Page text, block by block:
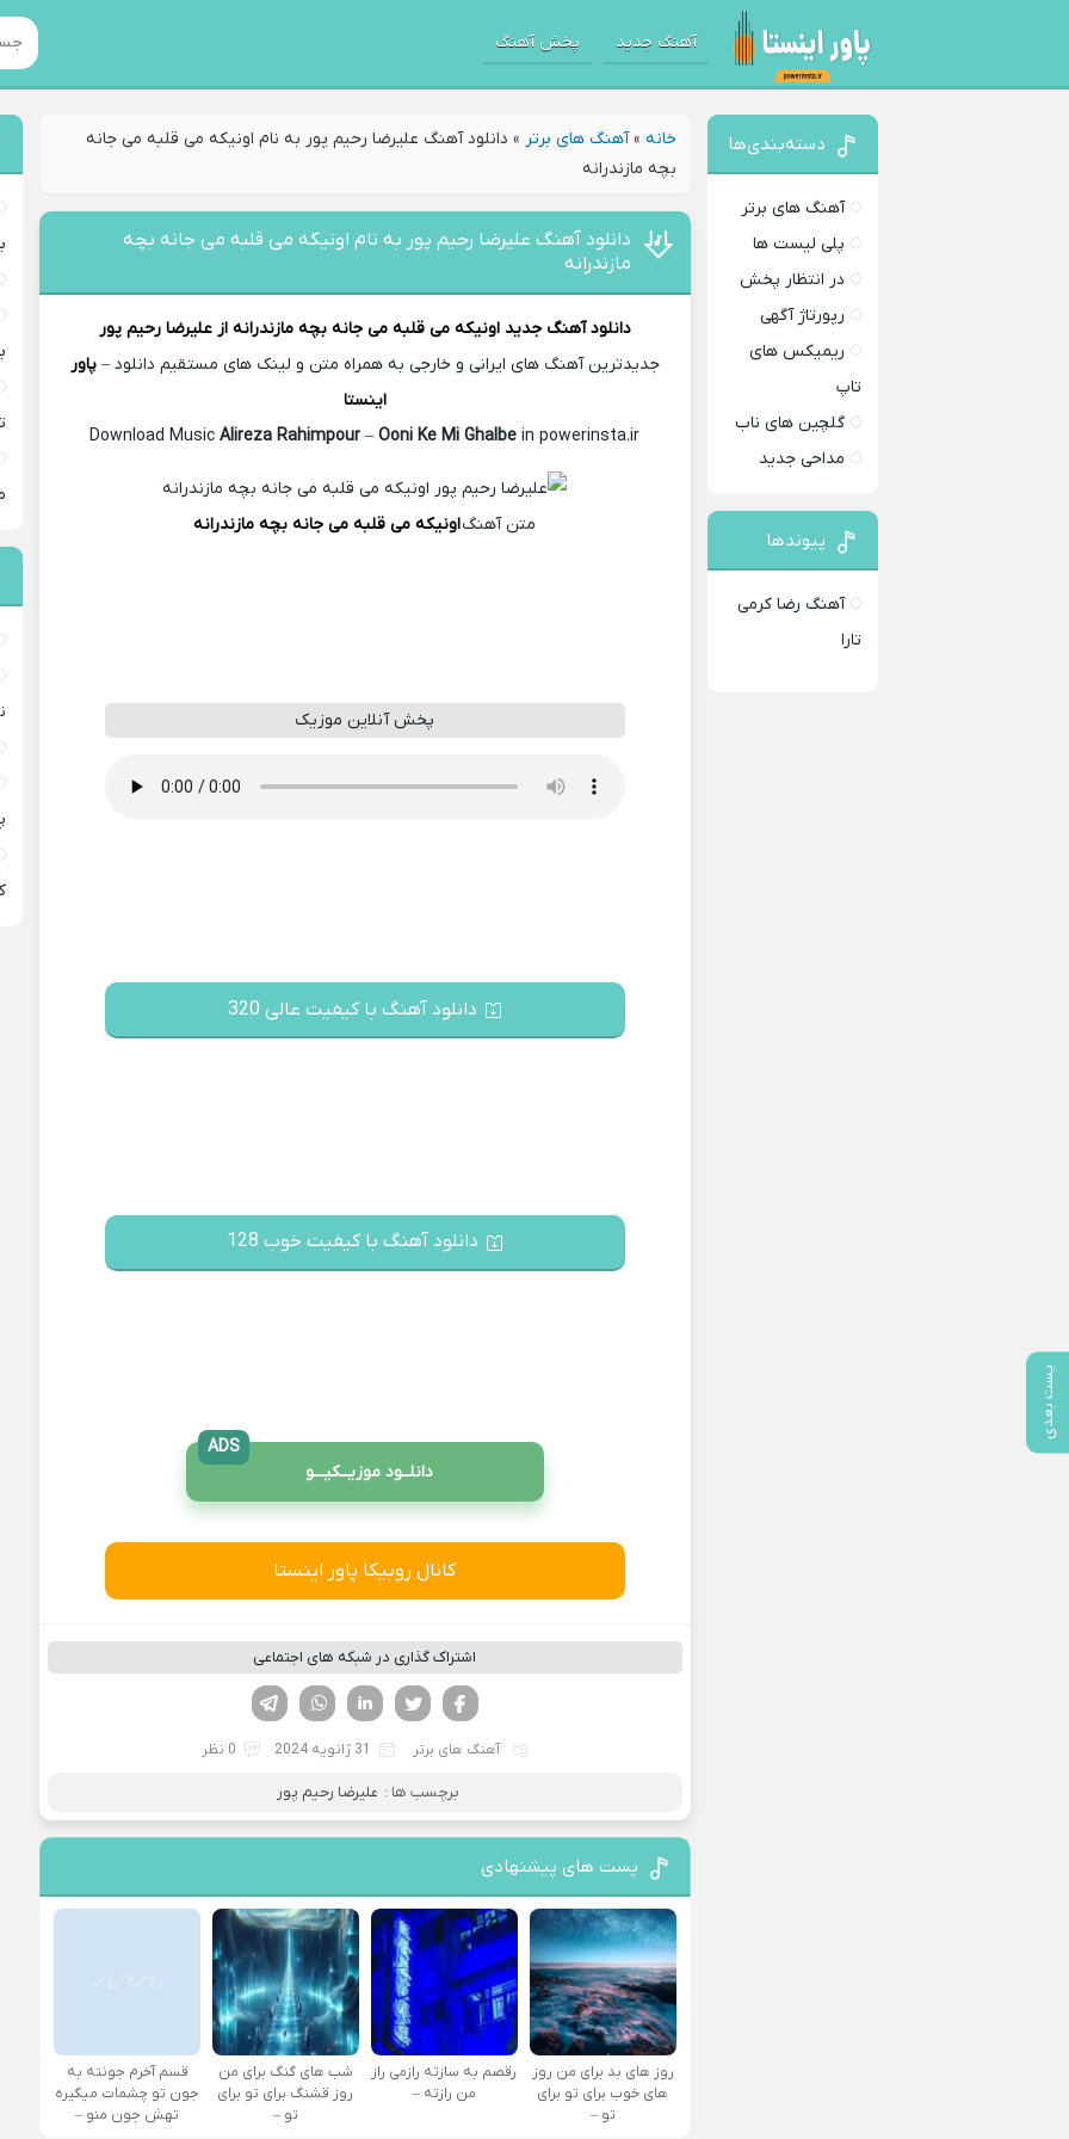
آهنگ جدید پخش آهنگ
خانه »آهنگ های برتر » دانلود آهنگ علیرضا رحیم پور به نام اونیکه می قلبه می جانه
بچه مازندرانه
پست بعدی
دانلود آهنگ علیرضا رحیم پور به نام اونیکه می قلبه می جانه بچه
مازندرانه
دانلود آهنگ جدید اونیکه می قلبه می جانه بچه مازندرانه ازعلیرضا رحیم پور
جدیدترین آهنگ های ایرانی و خارجی به همراه متن و لینک های مستقیم دانلود –پاور
اینستا
Download Music
Alireza Rahimpour– Ooni Ke Mi Ghalbe in powerinsta.ir
متن آهنگاونیکه می قلبه می جانه بچه مازندرانه
پخش آنلاین موزیک
دانلود آهنگ با کیفیت عالی 320
دانلود آهنگ با کیفیت خوب 128
دانلــود موزیــکیـــو
ADS
کانال روبیکا پاور اینستا
اشتراک گذاری در شبکه های اجتماعی
لینکدین تویتر
فیسوک
آهنگ های برتر 31 ژانویه 2024 0 نظر
برچسب ها : علیرضا رحیم پور
پست های پیشنهادی
روز های بد برای من روز
های خوب برای تو برای
تو –
رقصم به سازته رازمی راز
من رازته –
شب های گنگ برای من
روز قشنگ برای تو برای
تو –
قسم آخرم جونته به
جون تو چشمات میگیره
تهش جون منو –
دسته‌بندی‌ها
آهنگ های برتر
پلی لیست ها
در انتظار پخش
رپورتاژ آگهی
ریمیکس های
تاپ
گلچین های ناب
مداحی جدید
پیوندها
آهنگ رضا کرمی
تارا